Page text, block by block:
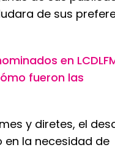
de sus
en
fueron las
y diretes, el
en la necesidad de